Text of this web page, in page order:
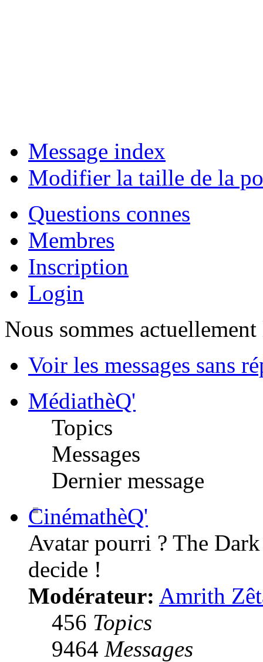
Message index
Modifier la taille de la
Questions connes
Membres
Inscription
Login
Nous sommes
Voir les messages sans
MédiathèQ'
Topics
Messages
Dernier message
CinémathèQ'
Avatar pourri ? The
decide !
Modérateur: Amrith
456 Topics
9464 Messages